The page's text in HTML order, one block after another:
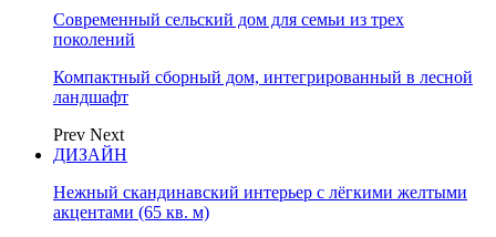
Современный сельский дом для семьи из трех
поколений
Компактный сборный дом, интегрированный в лесной
ландшафт
Prev Next
ДИЗАЙН
Нежный скандинавский интерьер с лёгкими желтыми
акцентами (65 кв. м)